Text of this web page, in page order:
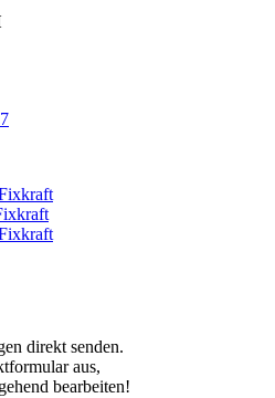
direkt senden.
aus,
bearbeiten!